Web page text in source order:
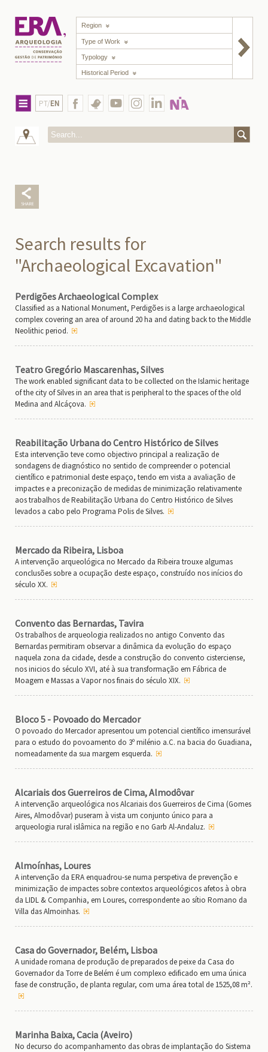
Region
Type of Work
Typology
Historical Period
PT/EN
Search results for
"Archaeological Excavation"
Perdigões Archaeological Complex
Classified as a National Monument, Perdigões is a large archaeological
complex covering an area of around 20 ha and dating back to the Middle
Neolithic period.
Teatro Gregório Mascarenhas, Silves
The work enabled significant data to be collected on the Islamic heritage
of the city of Silves in an area that is peripheral to the spaces of the old
Medina and Alcáçova.
Reabilitação Urbana do Centro Histórico de Silves
Esta intervenção teve como objectivo principal a realização de
sondagens de diagnóstico no sentido de compreender o potencial
científico e patrimonial deste espaço, tendo em vista a avaliação de
impactes e a preconização de medidas de minimização relativamente
aos trabalhos de Reabilitação Urbana do Centro Histórico de Silves
levados a cabo pelo Programa Polis de Silves.
Mercado da Ribeira, Lisboa
A intervenção arqueológica no Mercado da Ribeira trouxe algumas
conclusões sobre a ocupação deste espaço, construído nos inícios do
século XX.
Convento das Bernardas, Tavira
Os trabalhos de arqueologia realizados no antigo Convento das
Bernardas permitiram observar a dinâmica da evolução do espaço
naquela zona da cidade, desde a construção do convento cisterciense,
nos inicios do século XVI, até à sua transformação em Fábrica de
Moagem e Massas a Vapor nos finais do século XIX.
Bloco 5 - Povoado do Mercador
O povoado do Mercador apresentou um potencial científico imensurável
para o estudo do povoamento do 3º milénio a.C. na bacia do Guadiana,
nomeadamente da sua margem esquerda.
Alcariais dos Guerreiros de Cima, Almodôvar
A intervenção arqueológica nos Alcariais dos Guerreiros de Cima (Gomes
Aires, Almodôvar) puseram à vista um conjunto único para a
arqueologia rural islâmica na região e no Garb Al-Andaluz.
Almoínhas, Loures
A intervenção da ERA enquadrou-se numa perspetiva de prevenção e
minimização de impactes sobre contextos arqueológicos afetos à obra
da LIDL & Companhia, em Loures, correspondente ao sítio Romano da
Villa das Almoinhas.
Casa do Governador, Belém, Lisboa
A unidade romana de produção de preparados de peixe da Casa do
Governador da Torre de Belém é um complexo edificado em uma única
fase de construção, de planta regular, com uma área total de 1525,08 m².
Marinha Baixa, Cacia (Aveiro)
No decurso do acompanhamento das obras de implantação do Sistema